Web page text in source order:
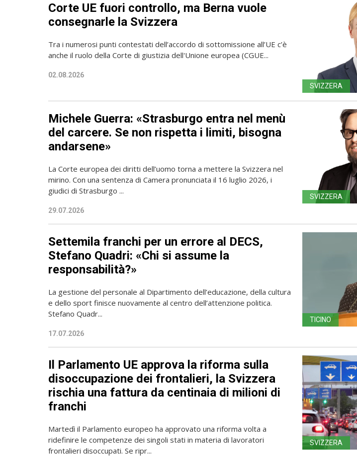
Corte UE fuori controllo, ma Berna vuole
consegnarle la Svizzera
Tra i numerosi punti contestati dell’accordo di sottomissione all’UE c’è
anche il ruolo della Corte di giustizia dell'Unione europea (CGUE...
02.08.2026
SVIZZERA
Michele Guerra: «Strasburgo entra nel menù
del carcere. Se non rispetta i limiti, bisogna
andarsene»
La Corte europea dei diritti dell’uomo torna a mettere la Svizzera nel
mirino. Con una sentenza di Camera pronunciata il 16 luglio 2026, i
giudici di Strasburgo ...
29.07.2026
SVIZZERA
Settemila franchi per un errore al DECS,
Stefano Quadri: «Chi si assume la
responsabilità?»
La gestione del personale al Dipartimento dell’educazione, della cultura
e dello sport finisce nuovamente al centro dell’attenzione politica.
Stefano Quadr...
17.07.2026
TICINO
Il Parlamento UE approva la riforma sulla
disoccupazione dei frontalieri, la Svizzera
rischia una fattura da centinaia di milioni di
franchi
Martedì il Parlamento europeo ha approvato una riforma volta a
ridefinire le competenze dei singoli stati in materia di lavoratori
frontalieri disoccupati. Se ripr...
SVIZZERA